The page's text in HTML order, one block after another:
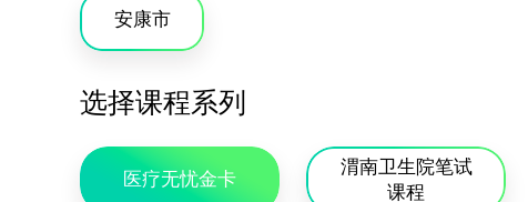
安康市
选择课程系列
医疗无忧金卡
渭南卫生院笔试
课程